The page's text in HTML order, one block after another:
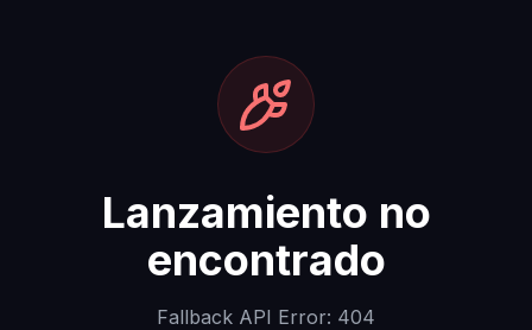
Lanzamiento no
encontrado
Fallback API Error: 404